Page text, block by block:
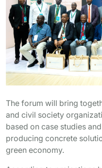
The forum will bring
and civil society
based on case studies
producing concrete
green economy.